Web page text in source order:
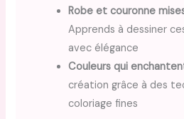
Robe et couronne
Apprends à dessiner
avec élégance
Couleurs qui
création grâce à des
coloriage fines